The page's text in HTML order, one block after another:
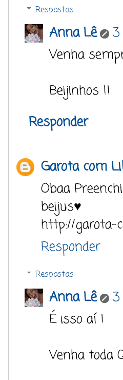
Respostas
Anna Lê
3
Venha
Beijinhos !!
Responder
Garota com
Obaa
beijus♥
http://garota-
Responder
Respostas
Anna Lê
3
É isso aí !
Venha toda